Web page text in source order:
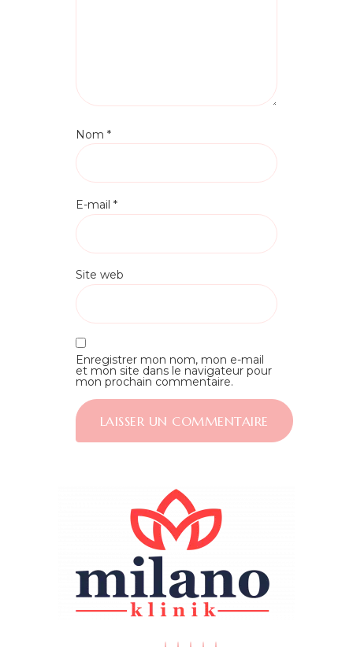
Nom *
E-mail *
Site web
Enregistrer mon nom, mon e-mail
et mon site dans le navigateur pour
mon prochain commentaire.